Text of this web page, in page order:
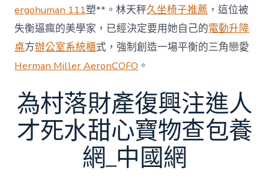
ergohuman 111塑**。林天秤久坐椅子推薦 ，這位被
失衡逼瘋的美學家，已經決定要用她自己的電動升降
桌方辦公室系統櫃式，強制創造一場平衡的三角戀愛
Herman Miller AeronCOFO 。
為村落財產復興注進人
才死水甜心寶物查包養
網_中國網